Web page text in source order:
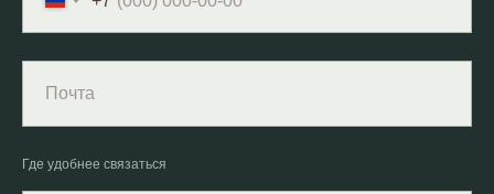
Где удобнее связаться